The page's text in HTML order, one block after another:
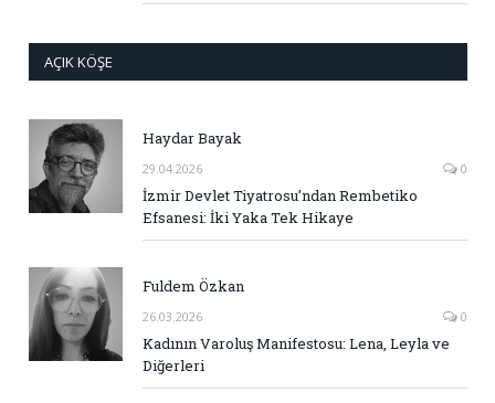
AÇIK KÖŞE
Haydar Bayak
29.04.2026 0
İzmir Devlet Tiyatrosu’ndan Rembetiko
Efsanesi: İki Yaka Tek Hikaye
Fuldem Özkan
26.03.2026 0
Kadının Varoluş Manifestosu: Lena, Leyla ve
Diğerleri